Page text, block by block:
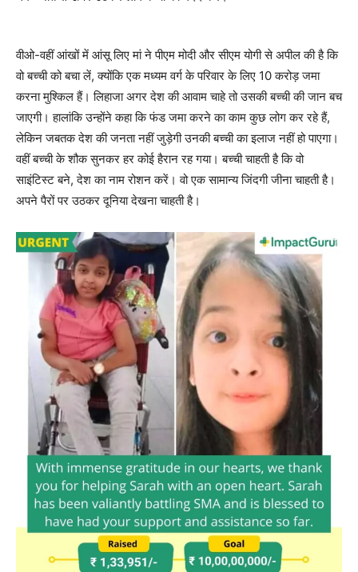
वीओ-वहीं आंखों में आंसू लिए मां ने पीएम मोदी और सीएम योगी से अपील की है कि
वो बच्ची को बचा लें, क्योंकि एक मध्यम वर्ग के परिवार के लिए 10 करोड़ जमा
करना मुश्किल हैं। लिहाजा अगर देश की आवाम चाहे तो उसकी बच्ची की जान बच
जाएगी। हालांकि उन्होंने कहा कि फंड जमा करने का काम कुछ लोग कर रहे हैं,
लेकिन जबतक देश की जनता नहीं जुड़ेगी उनकी बच्ची का इलाज नहीं हो पाएगा।
वहीं बच्ची के शौक सुनकर हर कोई हैरान रह गया। बच्ची चाहती है कि वो
साइंटिस्ट बने, देश का नाम रोशन करें। वो एक सामान्य जिंदगी जीना चाहती है।
अपने पैरों पर उठकर दूनिया देखना चाहती है।